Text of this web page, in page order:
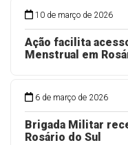
10 de março de 2026
Ação facilita
Menstrual em
6 de março de 2026
Brigada Militar
Rosário do Sul